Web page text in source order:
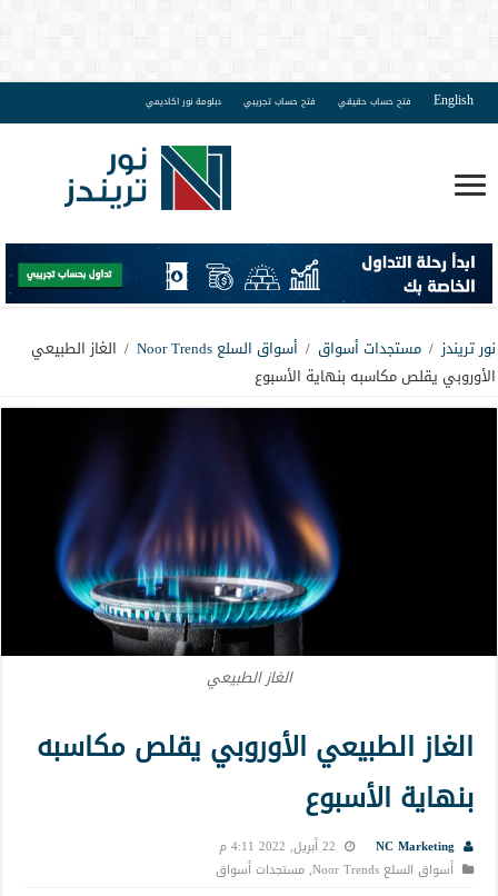
English فتح حساب حقيقي فتح حساب تجريبي دبلومة نور اكاديمي
نور تريندز / مستجدات أسواق / أسواق السلع Noor Trends / الغاز الطبيعي
الأوروبي يقلص مكاسبه بنهاية الأسبوع
الغاز الطبيعي
الغاز الطبيعي الأوروبي يقلص مكاسبه
بنهاية الأسبوع
NC Marketing
22 أبريل, 2022 4:11 م
أسواق السلع Noor Trends
,مستجدات أسواق